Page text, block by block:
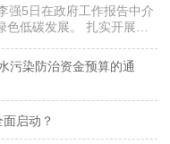
5日在政府工作报告中介
展。 扎实开展大
污染防治资金预算的通
启动？